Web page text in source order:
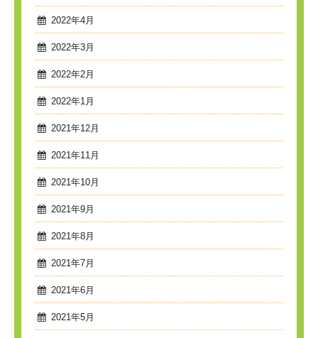
2022年4月
2022年3月
2022年2月
2022年1月
2021年12月
2021年11月
2021年10月
2021年9月
2021年8月
2021年7月
2021年6月
2021年5月